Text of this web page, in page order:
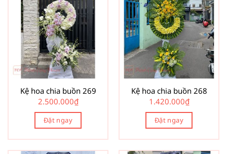
Kệ hoa chia buồn 269
2.500.000₫
Đặt ngay
Kệ hoa chia buồn 268
1.420.000₫
Đặt ngay